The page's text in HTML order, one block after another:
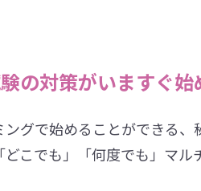
の対策がいますぐ始
グで始めることができる、
どこでも」「何度でも」マ